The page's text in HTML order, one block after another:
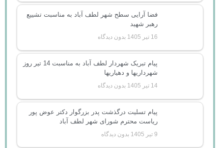
فضا آرایی سطح شهر لطف آباد به مناسبت تشییع
رهبر شهید
16 تیر 1405 بدون دیدگاه
پیام تبریک شهردار لطف آباد به مناسبت 14 تیر روز
شهرداریها و دهیاریها
14 تیر 1405 بدون دیدگاه
پیام تسلیت درگذشت پدر بزرگوار دکتر عوض پور
ریاست محترم شورای شهر لطف آباد
9 تیر 1405 بدون دیدگاه